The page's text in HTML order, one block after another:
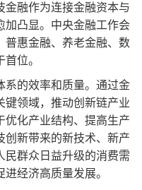
金融作为连接金融资本与
加凸显。中央金融工作会
普惠金融、养老金融、数
位。
系的效率和质量。通过金
键领域，推动创新链产业
优化产业结构、提高生产
创新带来的新技术、新产
民群众日益升级的消费需
经济高质量发展。